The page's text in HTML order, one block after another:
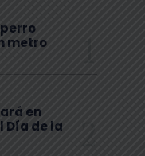
metro
en
Día de la